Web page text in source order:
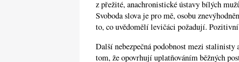
z přežité, anachronistické ústavy bílých
Svoboda slova je pro mě, osobu
to, co uvědomělí levičáci požadují.
Další nebezpečná podobnost mezi
tom, že opovrhují uplatňováním běžných